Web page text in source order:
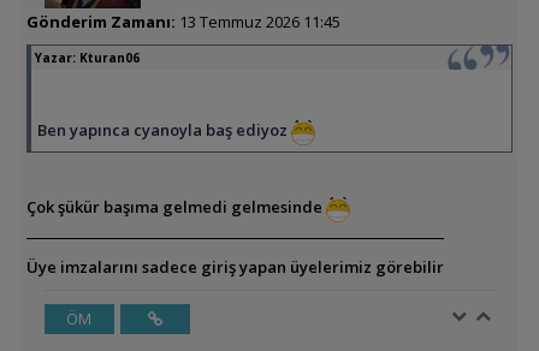
Gönderim Zamanı: 13 Temmuz 2026 11:45
Yazar: Kturan06
Ben yapınca cyanoyla baş ediyoz
Çok şükür başıma gelmedi gelmesinde
Üye imzalarını sadece giriş yapan üyelerimiz görebilir
ÖM